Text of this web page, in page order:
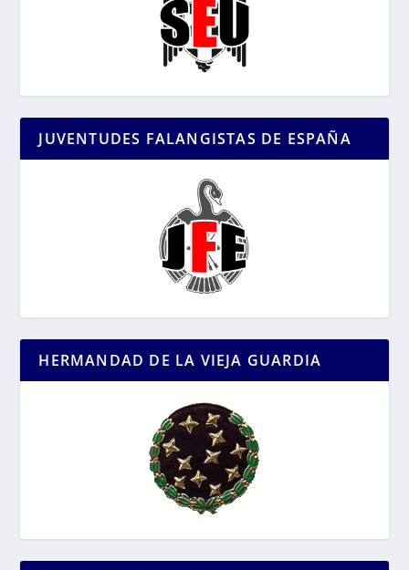
JUVENTUDES FALANGISTAS DE ESPAÑA
HERMANDAD DE LA VIEJA GUARDIA